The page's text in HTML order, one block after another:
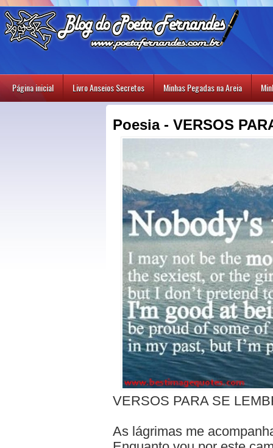
Página inicial Livro Anseios Secretos Minhas Pegadas na Areia
Poesia - VERSOS
VERSOS PARA SE
As lágrimas me